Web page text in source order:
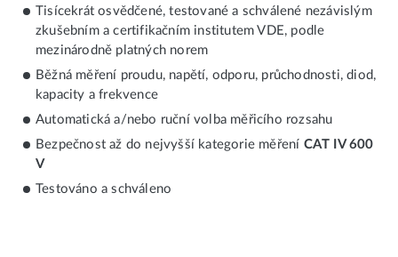
Tisícekrát osvědčené, testované a schválené nezávislým
zkušebním a certifikačním institutem VDE, podle
mezinárodně platných norem
Běžná měření proudu, napětí, odporu, průchodnosti, diod,
kapacity a frekvence
Automatická a/nebo ruční volba měřicího rozsahu
Bezpečnost až do nejvyšší kategorie měření CAT IV 600
V
Testováno a schváleno